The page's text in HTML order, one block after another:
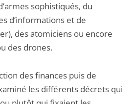
sophistiqués, du
d’informations et de
des atomiciens ou encore
des drones.
des finances puis de
les différents décrets qui